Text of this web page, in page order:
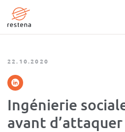
contenu
22.10.2020
Ingénierie
avant d’attaquer